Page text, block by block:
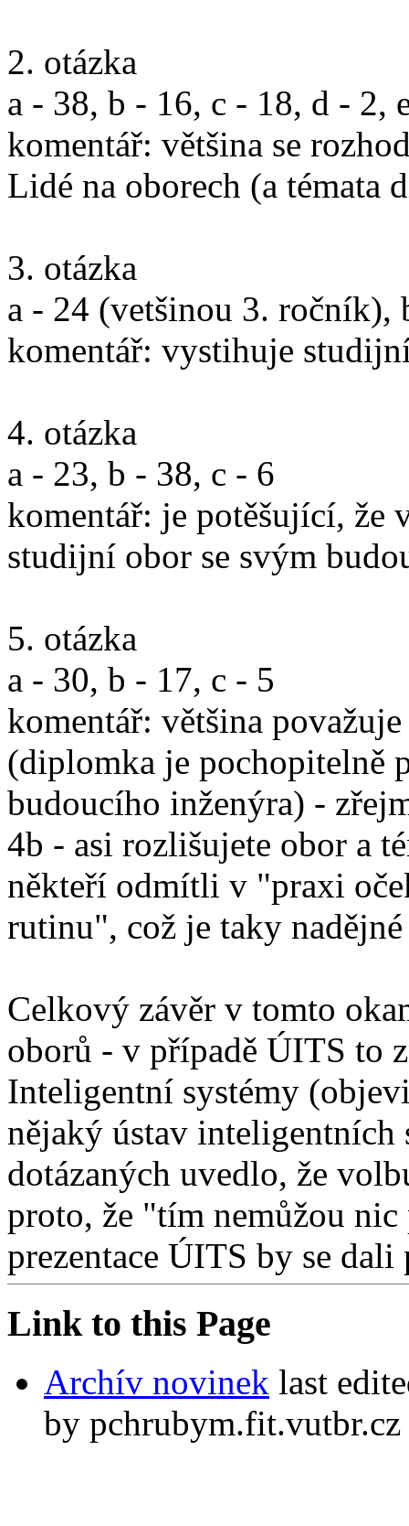
2. otázka
a - 38, b - 16, c - 18, d - 2,
komentář: většina se
Lidé na oborech (a
3. otázka
a - 24 (vetšinou 3.
komentář: vystihuje
4. otázka
a - 23, b - 38, c - 6
komentář: je potěšující, že
studijní obor se svým
5. otázka
a - 30, b - 17, c - 5
komentář: většina
(diplomka je pochopitelně
budoucího inženýra) -
4b - asi rozlišujete obor a
někteří odmítli v "praxi
rutinu", což je taky nadějné
Celkový závěr v tomto
oborů - v případě ÚITS to
Inteligentní systémy
nějaký ústav
dotázaných uvedlo, že
proto, že "tím nemůžou
prezentace ÚITS by se dali
Link to this Page
Archív novinek last
by pchrubym.fit.vutbr.cz